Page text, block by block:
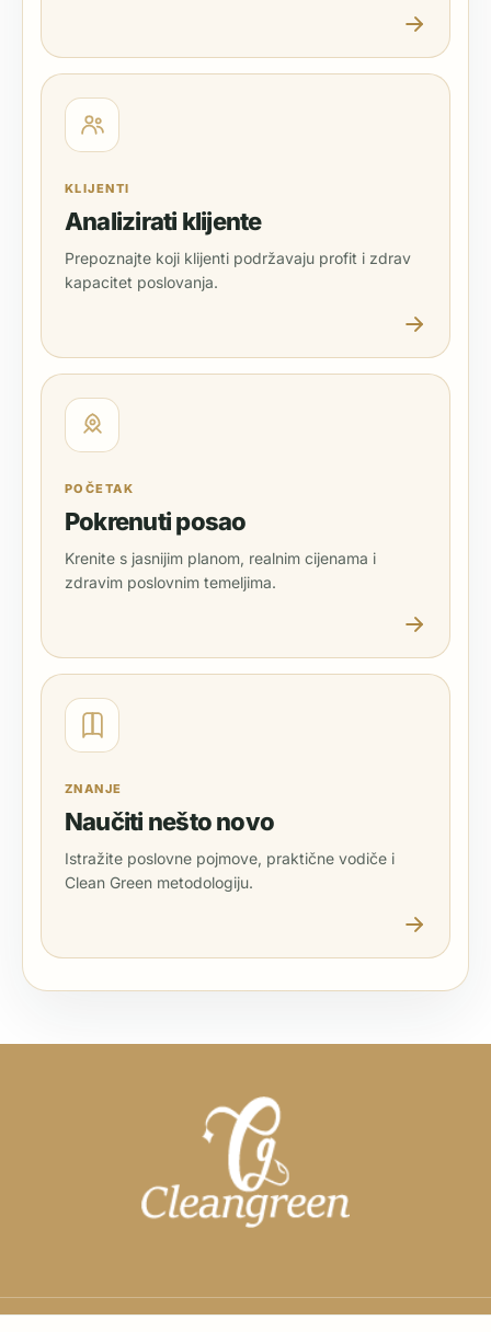
KLIJENTI
Analizirati klijente
Prepoznajte koji klijenti podržavaju profit i zdrav
kapacitet poslovanja.
POČETAK
Pokrenuti posao
Krenite s jasnijim planom, realnim cijenama i
zdravim poslovnim temeljima.
ZNANJE
Naučiti nešto novo
Istražite poslovne pojmove, praktične vodiče i
Clean Green metodologiju.